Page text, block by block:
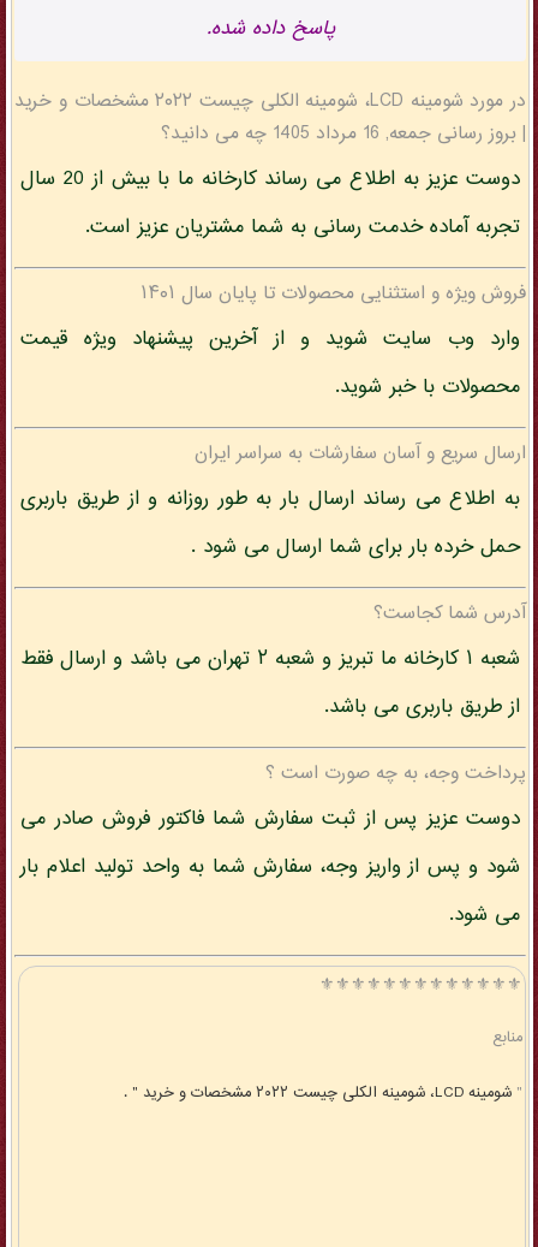
پاسخ داده شده.
در مورد شومینه LCD، شومینه الکلی چیست ۲۰۲۲ مشخصات و خرید
| بروز رسانی جمعه, 16 مرداد 1405 چه می دانید؟
دوست عزیز به اطلاع می رساند کارخانه ما با بیش از 20 سال
تجربه آماده خدمت رسانی به شما مشتریان عزیز است.
فروش ویژه و استثنایی محصولات تا پایان سال ۱۴۰۱
وارد وب سایت شوید و از آخرین پیشنهاد ویژه قیمت
محصولات با خبر شوید.
ارسال سریع و آسان سفارشات به سراسر ایران
به اطلاع می رساند ارسال بار به طور روزانه و از طریق باربری
حمل خرده بار برای شما ارسال می شود .
آدرس شما کجاست؟
شعبه ۱ کارخانه ما تبریز و شعبه ۲ تهران می باشد و ارسال فقط
از طریق باربری می باشد.
پرداخت وجه، به چه صورت است ؟
دوست عزیز پس از ثبت سفارش شما فاکتور فروش صادر می
شود و پس از واریز وجه، سفارش شما به واحد تولید اعلام بار
می شود.
⚜️⚜️⚜️⚜️⚜️⚜️⚜️⚜️⚜️⚜️⚜️⚜️⚜️
منابع
" شومینه LCD، شومینه الکلی چیست ۲۰۲۲ مشخصات و خرید " .